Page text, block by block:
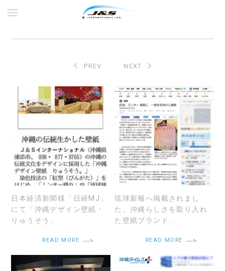
PREV NEXT
日本経済新聞様「日経MJ」
にて「沖縄デザイン壁紙・
りゅうそう…
READ MORE
琉球新報へ掲載されまし
た。沖縄らしさを取り入れ
た壁紙ブランド…
READ MORE